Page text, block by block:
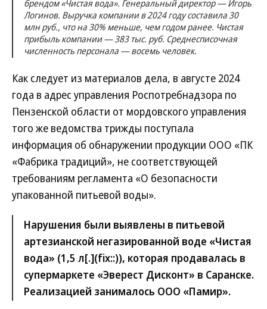
брендом «Чистая вода». Генеральный директор — Игорь
Логинов. Выручка компании в 2024 году составила 30
млн руб., что на 30% меньше, чем годом ранее. Чистая
прибыль компании — 383 тыс. руб. Среднесписочная
численность персонала — восемь человек.
Как следует из материалов дела, в августе 2024
года в адрес управления Роспотребнадзора по
Пензенской области от мордовского управления
того же ведомства трижды поступала
информация об обнаружении продукции ООО «ПК
«Фабрика традиций», не соответствующей
требованиям регламента «О безопасности
упакованной питьевой воды».
Нарушения были выявлены в питьевой
артезианской негазированной воде «Чистая
вода» (1,5 л[.](fix::)), которая продавалась в
супермаркете «Эверест Дисконт» в Саранске.
Реализацией занималось ООО «Памир».